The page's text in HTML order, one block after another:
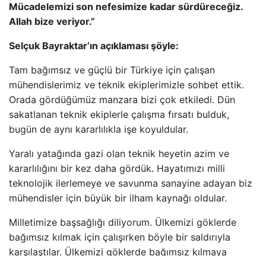
Mücadelemizi son nefesimize kadar sürdüreceğiz.
Allah bize veriyor.”
Selçuk Bayraktar’ın açıklaması şöyle:
Tam bağımsız ve güçlü bir Türkiye için çalışan
mühendislerimiz ve teknik ekiplerimizle sohbet ettik.
Orada gördüğümüz manzara bizi çok etkiledi. Dün
sakatlanan teknik ekiplerle çalışma fırsatı bulduk,
bugün de aynı kararlılıkla işe koyuldular.
Yaralı yatağında gazi olan teknik heyetin azim ve
kararlılığını bir kez daha gördük. Hayatımızı milli
teknolojik ilerlemeye ve savunma sanayine adayan biz
mühendisler için büyük bir ilham kaynağı oldular.
Milletimize başsağlığı diliyorum. Ülkemizi göklerde
bağımsız kılmak için çalışırken böyle bir saldırıyla
karşılaştılar. Ülkemizi göklerde bağımsız kılmaya